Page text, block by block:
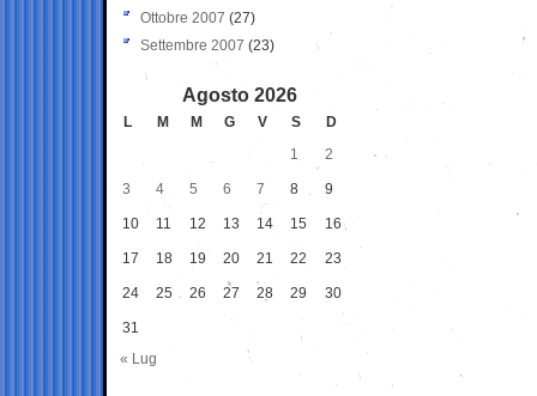
Ottobre 2007 (27)
Settembre 2007 (23)
Agosto 2026
L M M G V S
D
1
2
3 4 5 6 7 8 9
10 11 12 13 14 15 16
17 18 19 20 21 22 23
24 25 26 27 28 29 30
31
« Lug